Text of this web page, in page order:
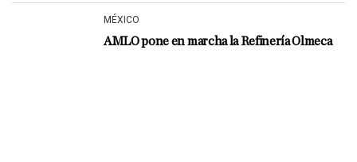
MÉXICO
AMLO pone en marcha la Refinería Olmeca